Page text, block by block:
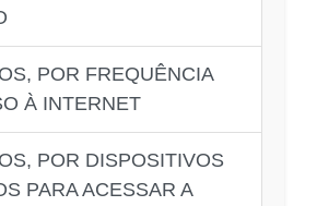
POR FREQUÊNCIA
À INTERNET
POR DISPOSITIVOS
PARA ACESSAR A